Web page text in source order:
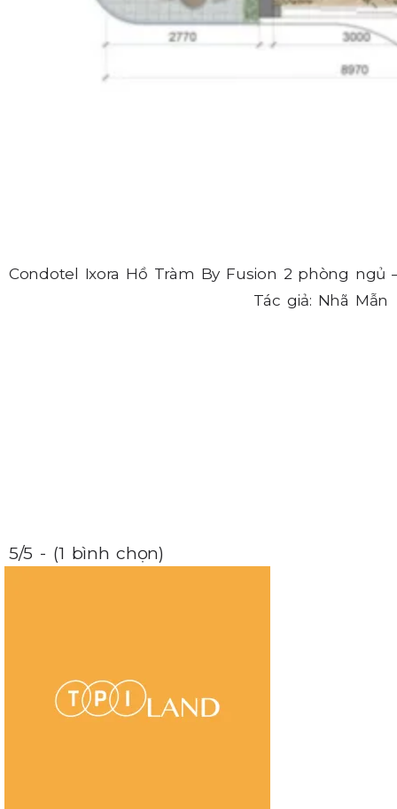
Condotel Ixora Hồ Tràm By Fusion 2 phòng ngủ
Tác giả: Nhã Mẫn
5/5 - (1 bình chọn)